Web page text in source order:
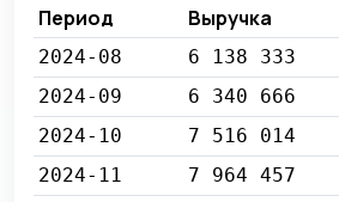
Период Выручка
2024-08 6 138 333
2024-09
6 340 666
2024-10
7 516 014
2024-11
7 964 457